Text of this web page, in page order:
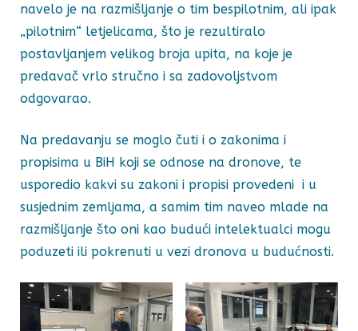
navelo je na razmišljanje o tim bespilotnim, ali ipak
„pilotnim“ letjelicama, što je rezultiralo
postavljanjem velikog broja upita, na koje je
predavač vrlo stručno i sa zadovoljstvom
odgovarao.
Na predavanju se moglo čuti i o zakonima i
propisima u BiH koji se odnose na dronove, te
usporedio kakvi su zakoni i propisi provedeni i u
susjednim zemljama, a samim tim naveo mlade na
razmišljanje što oni kao budući intelektualci mogu
poduzeti ili pokrenuti u vezi dronova u budućnosti.